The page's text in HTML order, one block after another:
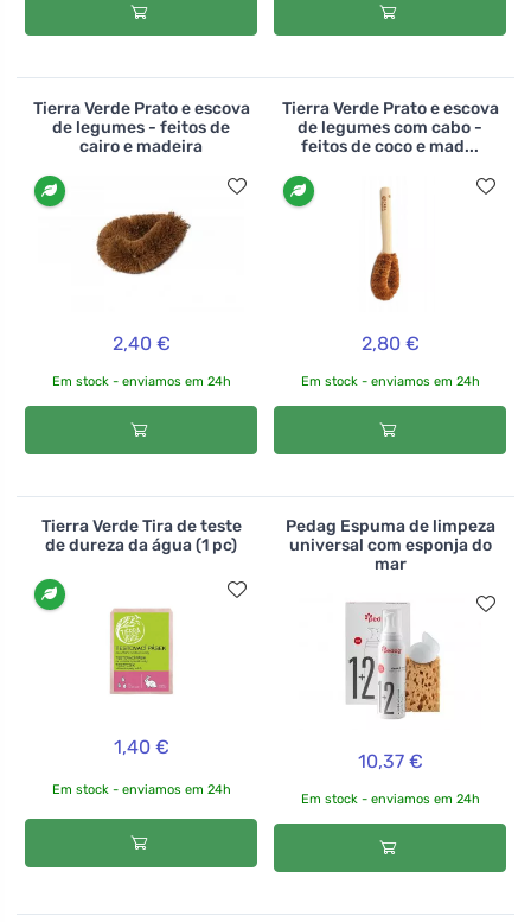
Tierra Verde Prato e escova
de legumes - feitos de
cairo e madeira
2,40 €
Em stock - enviamos em 24h
Tierra Verde Prato e escova
de legumes com cabo -
feitos de coco e mad...
2,80 €
Em stock - enviamos em 24h
Tierra Verde Tira de teste
de dureza da água (1 pc)
1,40 €
Em stock - enviamos em 24h
Pedag Espuma de limpeza
universal com esponja do
mar
10,37 €
Em stock - enviamos em 24h